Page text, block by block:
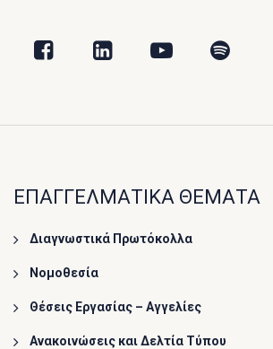
ΕΠΑΓΓΕΛΜΑΤΙΚΑ ΘΕΜΑΤΑ
Διαγνωστικά Πρωτόκολλα
Νομοθεσία
Θέσεις Εργασίας – Αγγελίες
Ανακοινώσεις και Δελτία Τύπου